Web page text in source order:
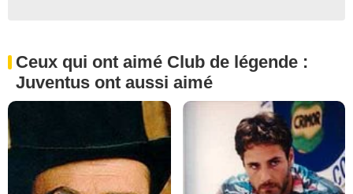
Ceux qui ont aimé Club de légende :
Juventus ont aussi aimé